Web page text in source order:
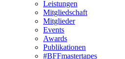
Leistungen
Mitgliedschaft
Mitglieder
Events
Awards
Publikationen
#BFFmastertapes